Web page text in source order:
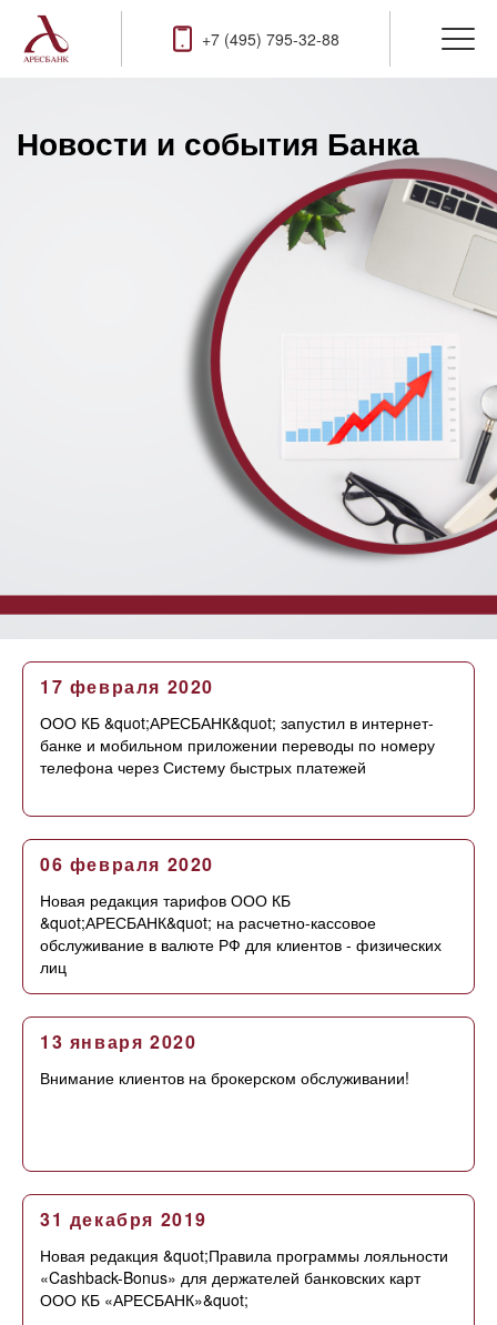
+7 (495) 795-32-88
Новости и события Банка
17 февраля 2020
ООО КБ &quot;АРЕСБАНК&quot; запустил в интернет-
банке и мобильном приложении переводы по номеру
телефона через Систему быстрых платежей
06 февраля 2020
Новая редакция тарифов ООО КБ
&quot;АРЕСБАНК&quot; на расчетно-кассовое
обслуживание в валюте РФ для клиентов - физических
лиц
13 января 2020
Внимание клиентов на брокерском обслуживании!
31 декабря 2019
Новая редакция &quot;Правила программы лояльности
«Cashback-Bonus» для держателей банковских карт
ООО КБ «АРЕСБАНК»&quot;